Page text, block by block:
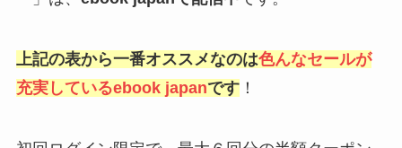
がもらえ、一度につき最大500円まで割引されま
す！